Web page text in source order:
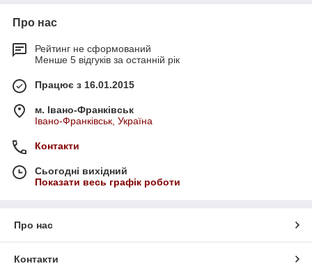
Про нас
Рейтинг не сформований
Менше 5 відгуків за останній рік
Працює з 16.01.2015
м. Івано-Франківськ
Івано-Франківськ, Україна
Контакти
Сьогодні вихідний
Показати весь графік роботи
Про нас
Контакти